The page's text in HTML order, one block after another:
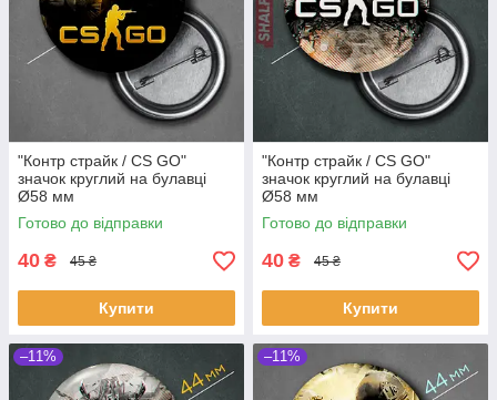
"Контр страйк / CS GO"
значок круглий на булавці
Ø58 мм
Готово до відправки
40 ₴ 45 ₴
Купити
"Контр страйк / CS GO"
значок круглий на булавці
Ø58 мм
Готово до відправки
40 ₴ 45 ₴
Купити
–11% –11%